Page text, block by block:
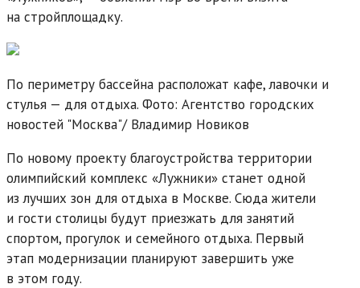
на стройплощадку.
По периметру бассейна расположат кафе, лавочки и
стулья — для отдыха. Фото: Агентство городских
новостей "Москва"/ Владимир Новиков
По новому проекту благоустройства территории
олимпийский комплекс «Лужники» станет одной
из лучших зон для отдыха в Москве. Сюда жители
и гости столицы будут приезжать для занятий
спортом, прогулок и семейного отдыха. Первый
этап модернизации планируют завершить уже
в этом году.